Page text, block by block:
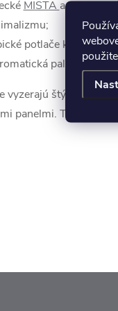
MISTAaNOA
potlače kolekcie
paleta
vyzerajú štýlovo s
panelmi. Takto